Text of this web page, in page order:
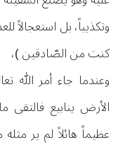
وتكذيباً، بل استعجالاً
كنت من الصّادقين )،
وعندما جاء أمر الله
الأرض ينابيع
عظيماً هائلاً لم ير